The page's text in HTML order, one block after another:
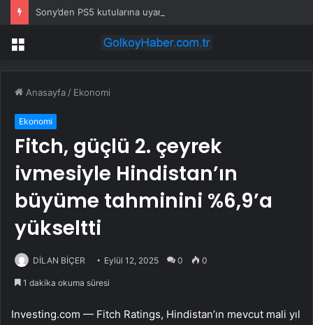
Sony’den PS5 kutularına uyarı: Fiziksel oyunlar sona eriyor
Menü
Anasayfa / Ekonomi
Ekonomi
Fitch, güçlü 2. çeyrek
ivmesiyle Hindistan’ın
büyüme tahminini %6,9’a
yükseltti
DİLAN BİÇER Eylül 12, 2025 0 0
1 dakika okuma süresi
Investing.com — Fitch Ratings, Hindistan’ın mevcut mali yıl